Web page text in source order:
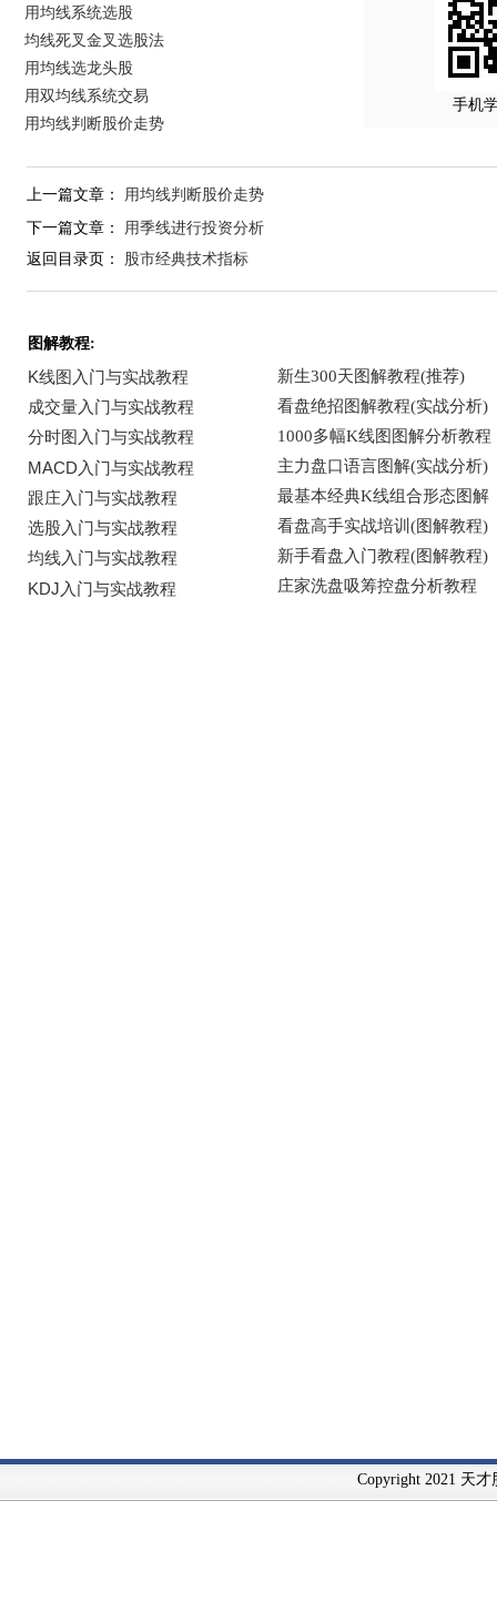
用均线系统选股
均线死叉金叉选股法
用均线选龙头股
用双均线系统交易
用均线判断股价走势
手机
上一篇文章： 用均线判断股价走势
下一篇文章： 用季线进行投资分析
返回目录页： 股市经典技术指标
图解教程:
Copyright 2021 天